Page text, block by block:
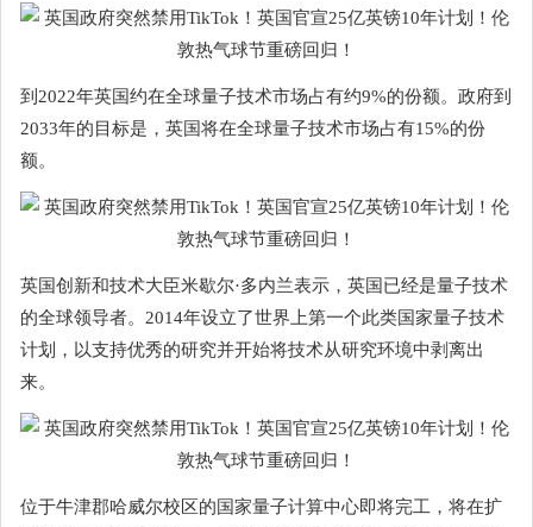
到2022年英国约在全球量子技术市场占有约9%的份额。政府到
2033年的目标是，英国将在全球量子技术市场占有15%的份
额。
英国创新和技术大臣米歇尔·多内兰表示，英国已经是量子技术
的全球领导者。2014年设立了世界上第一个此类国家量子技术
计划，以支持优秀的研究并开始将技术从研究环境中剥离出
来。
位于牛津郡哈威尔校区的国家量子计算中心即将完工，将在扩